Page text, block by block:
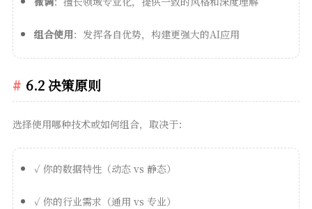
组合使用：发挥各自优势，构建更强大的AI应用
6.2 决策原则
选择使用哪种技术或如何组合，取决于：
✓ 你的数据特性（动态 vs 静态）
✓ 你的行业需求（通用 vs 专业）